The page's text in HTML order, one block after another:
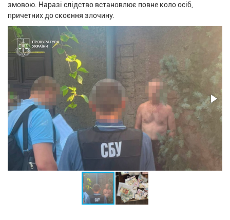
змовою. Наразі слідство встановлює повне коло осіб,
причетних до скоєння злочину.